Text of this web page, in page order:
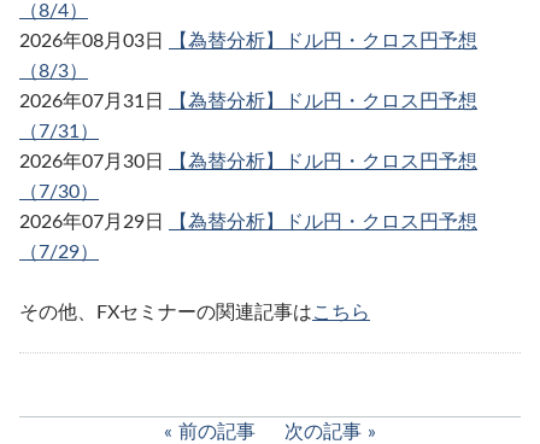
（8/4）
2026年08月03日
【為替分析】ドル円・クロス円予想
（8/3）
2026年07月31日
【為替分析】ドル円・クロス円予想
（7/31）
2026年07月30日
【為替分析】ドル円・クロス円予想
（7/30）
2026年07月29日
【為替分析】ドル円・クロス円予想
（7/29）
その他、FXセミナーの関連記事はこちら
前の記事 次の記事